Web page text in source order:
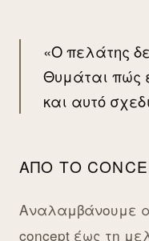
«Ο πελάτης
Θυμάται πώς
και αυτό
ΑΠΌ ΤΟ
Αναλαμβάνουμε
concept έως τη